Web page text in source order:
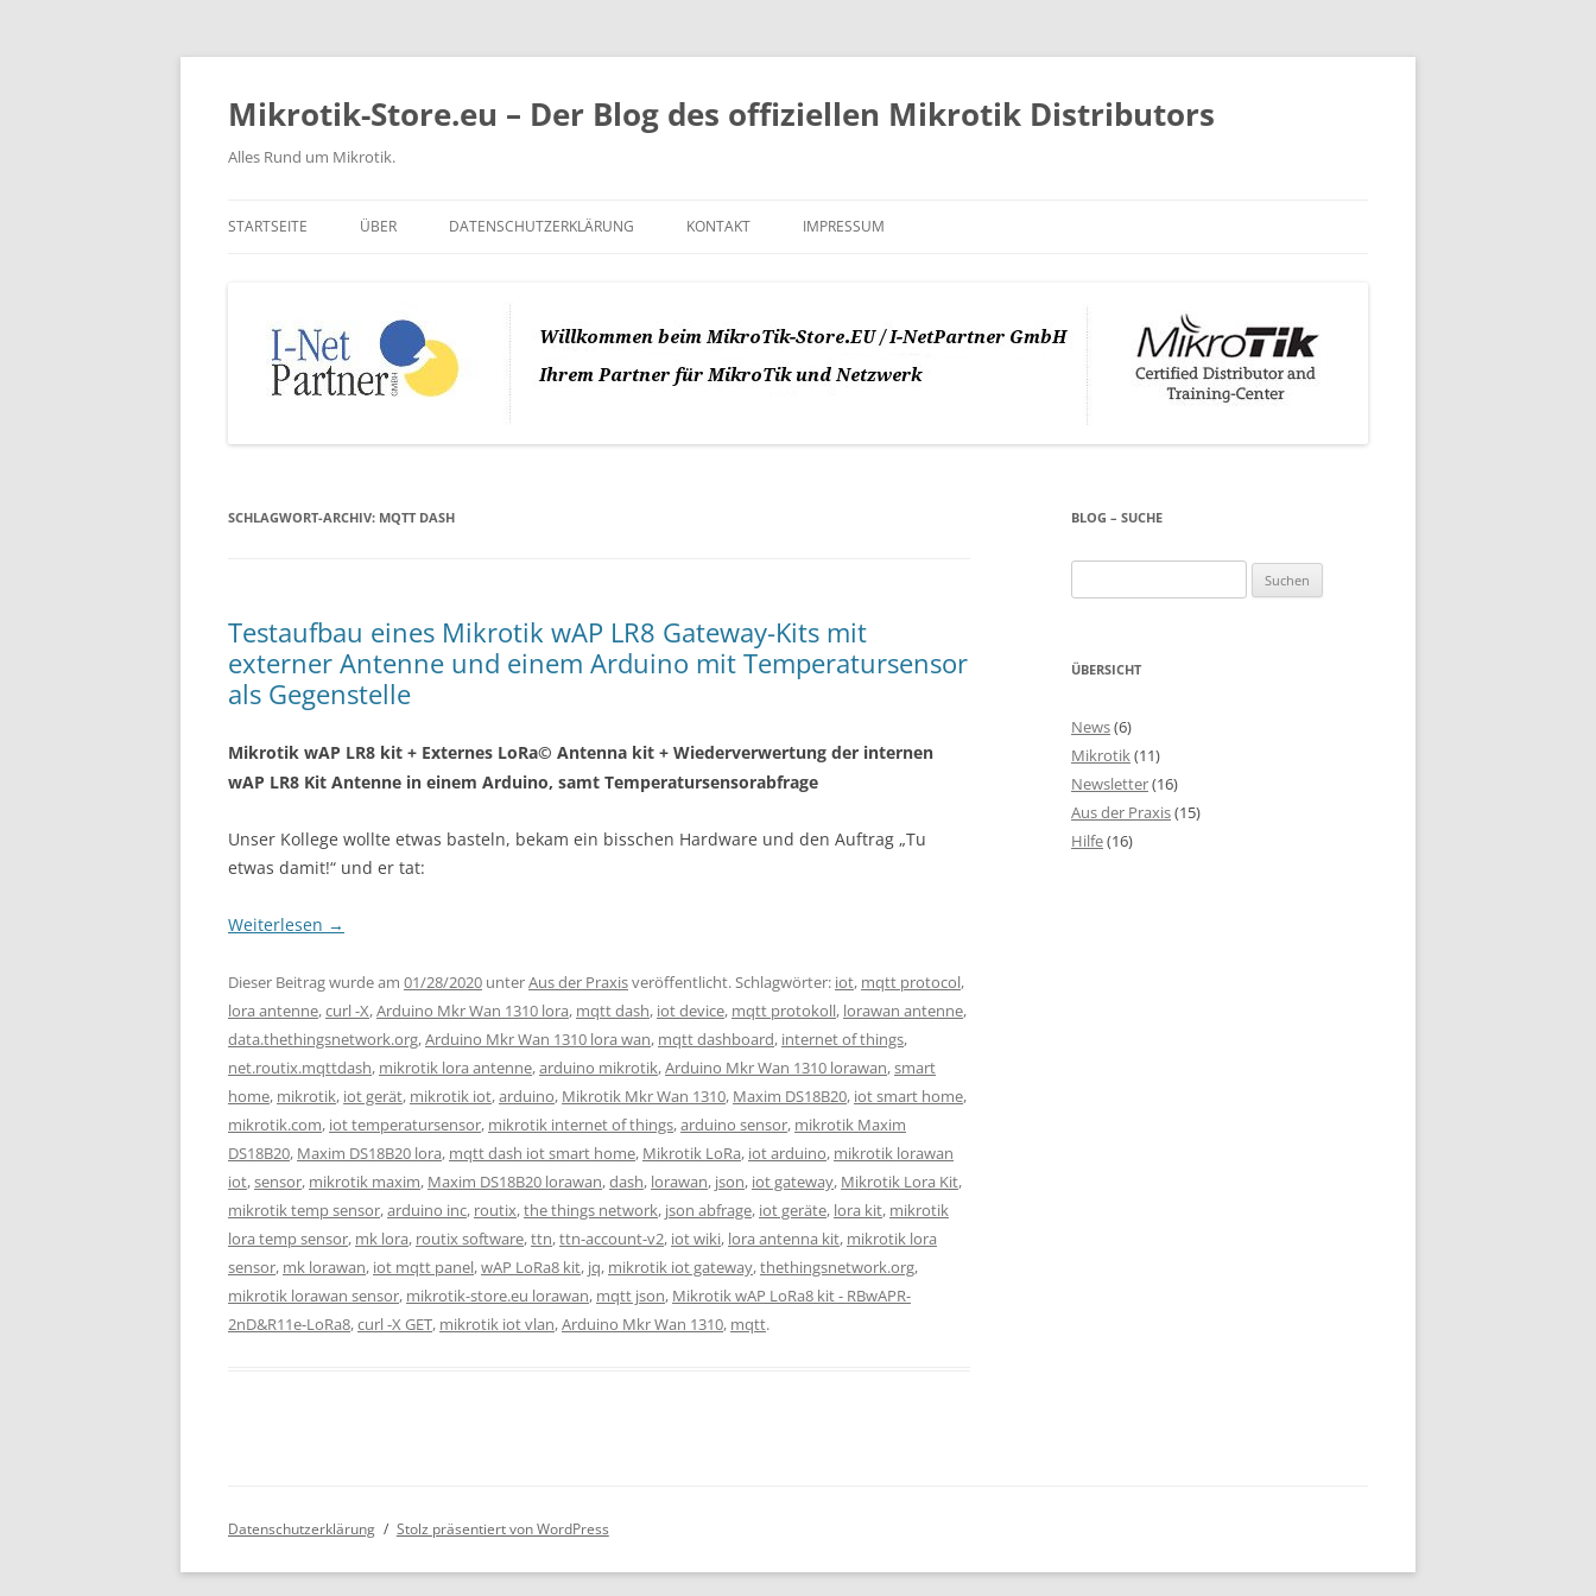
Zum
springen
Mikrotik-Store.eu – Der Blog des offiziellen Mikrotik Distributors
Alles Rund um Mikrotik.
STARTSEITE ÜBER DATENSCHUTZERKLÄRUNG KONTAKT IMPRESSUM
SCHLAGWORT-ARCHIV: MQTT DASH
Testaufbau eines Mikrotik wAP LR8 Gateway-Kits mit
externer Antenne und einem Arduino mit Temperatursensor
als Gegenstelle
Mikrotik wAP LR8 kit + Externes LoRa© Antenna kit + Wiederverwertung der internen
wAP LR8 Kit Antenne in einem Arduino, samt Temperatursensorabfrage
Unser Kollege wollte etwas basteln, bekam ein bisschen Hardware und den Auftrag „Tu
etwas damit!“ und er tat:
Weiterlesen →
Dieser Beitrag wurde am 01/28/2020 unterAus der Praxisveröffentlicht. Schlagwörter: iot, mqtt protocol,
lora antenne,curl -X,Arduino Mkr Wan 1310 lora, mqtt dash, iot device, mqtt protokoll, lorawan antenne,
data.thethingsnetwork.org,Arduino Mkr Wan 1310 lora wan, mqtt dashboard, internet of things,
net.routix.mqttdash, mikrotik lora antenne,arduino mikrotik,Arduino Mkr Wan 1310 lorawan,smart
home, mikrotik, iot gerät, mikrotik iot,arduino, Mikrotik Mkr Wan 1310, Maxim DS18B20, iot smart home,
mikrotik.com, iot temperatursensor, mikrotik internet of things,arduino sensor, mikrotik Maxim
DS18B20, Maxim DS18B20 lora, mqtt dash iot smart home, Mikrotik LoRa, iot arduino, mikrotik lorawan
iot,sensor, mikrotik maxim, Maxim DS18B20 lorawan,dash, lorawan, json, iot gateway, Mikrotik Lora Kit,
mikrotik temp sensor,arduino inc, routix,the things network, json abfrage, iot geräte, lora kit, mikrotik
lora temp sensor, mk lora, routix software,ttn,ttn-account-v2, iot wiki, lora antenna kit, mikrotik lora
sensor, mk lorawan, iot mqtt panel,wAP LoRa8 kit, jq, mikrotik iot gateway,thethingsnetwork.org,
mikrotik lorawan sensor, mikrotik-store.eu lorawan, mqtt json, Mikrotik wAP LoRa8 kit - RBwAPR-
2nD&R11e-LoRa8,curl -X GET, mikrotik iot vlan,Arduino Mkr Wan 1310, mqtt.
BLOG – SUCHE
nach:
ÜBERSICHT
News(6)
Mikrotik(11)
Newsletter(16)
Aus der Praxis(15)
Hilfe(16)
Datenschutzerklärung Stolz präsentiert von WordPress